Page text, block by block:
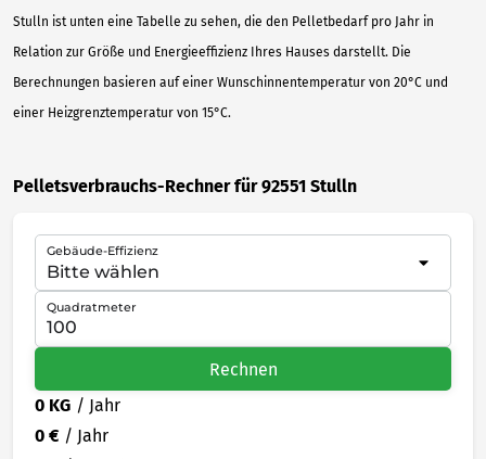
Stulln ist unten eine Tabelle zu sehen, die den Pelletbedarf pro Jahr in
Relation zur Größe und Energieeffizienz Ihres Hauses darstellt. Die
Berechnungen basieren auf einer Wunschinnentemperatur von 20°C und
einer Heizgrenztemperatur von 15°C.
Pelletsverbrauchs-Rechner für 92551 Stulln
Gebäude-Effizienz
Quadratmeter
Rechnen
0 KG / Jahr
0 € / Jahr